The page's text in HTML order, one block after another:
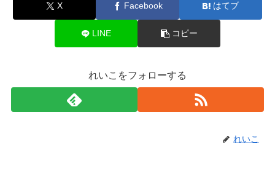
X Facebook はてブ
LINE コピー
れいこをフォローする
れいこ